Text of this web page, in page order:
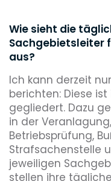
Wie sieht die
Sachgebietsleiter
aus?
Ich kann derzeit
berichten: Diese
gegliedert. Dazu
in der
Betriebsprüfung,
Strafsachenstelle
jeweiligen
stellen ihre